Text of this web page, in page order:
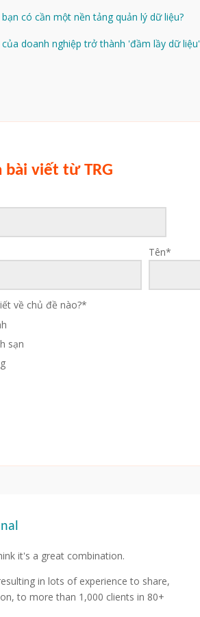
có cần một nền tảng quản lý dữ liệu?
doanh nghiệp trở thành 'đầm lầy dữ liệu'
bài viết từ TRG
Tên*
về chủ đề nào?*
sạn
it's a great combination.
in lots of experience to share,
to more than 1,000 clients in 80+